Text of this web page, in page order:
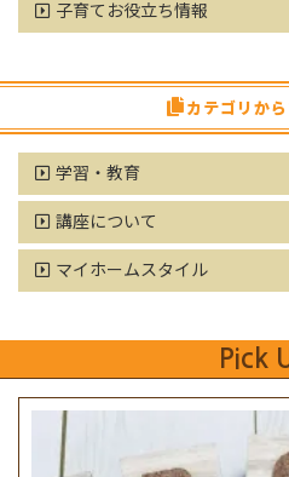
子育てお役立ち情報
カテゴリか
学習・教育
講座について
マイホームスタイル
Pick